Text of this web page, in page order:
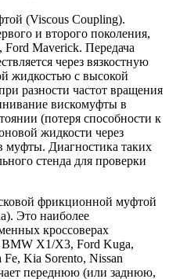
(Viscous Coupling).
и второго поколения,
Maverick. Передача
через вязкостную
жидкостью с высокой
разности частот вращения
вискомуфты в
(потеря способности к
жидкости через
муфты. Диагностика таких
стенда для проверки
фрикционной муфтой
Это наиболее
кроссоверах
X1/X3, Ford Kuga,
Kia Sorento, Nissan
переднюю (или заднюю,